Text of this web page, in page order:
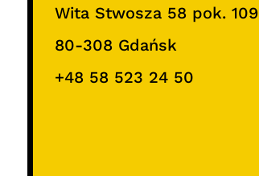
Wita Stwosza 58 pok. 109
80-308 Gdańsk
+48 58 523 24 50